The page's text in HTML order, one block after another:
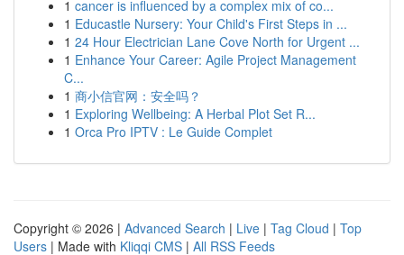
1 cancer is influenced by a complex mix of co...
1 Educastle Nursery: Your Child's First Steps in ...
1 24 Hour Electrician Lane Cove North for Urgent ...
1 Enhance Your Career: Agile Project Management
C...
1 商小信官网：安全吗？
1 Exploring Wellbeing: A Herbal Plot Set R...
1 Orca Pro IPTV : Le Guide Complet
Copyright © 2026 | Advanced Search | Live | Tag Cloud | Top
Users | Made with Kliqqi CMS | All RSS Feeds